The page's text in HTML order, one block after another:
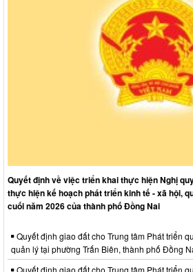
Quyết định về việc triển khai thực hiện Nghị
thực hiện kế hoạch phát triển kinh tế - xã hội,
cuối năm 2026 của thành phố Đồng Nai
Quyết định giao đất cho Trung tâm Phát triển
quản lý tại phường Trấn Biên, thành phố Đồng